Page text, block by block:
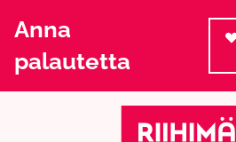
Anna
palautetta